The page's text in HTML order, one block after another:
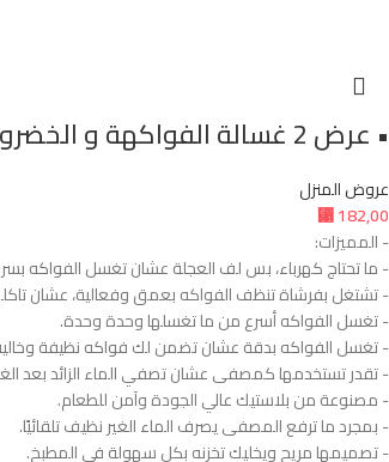
• عرض 2 غسالة الفواكهة و الخضروات
عروض المنزل
⃁182,00
- المميزات:
- ما تحتاج كهرباء، بس لف العجلة عشان تغسل الفواكه
- تشتغل بفرشاة تنظف الفواكه بعمق وفعالية، عشان
- تغسل الفواكه أسرع من ما تغسلها وحدة وحدة.
- تغسل الفواكه بدقة عشان تضمن لك فواكه نظيفة وخالية
- تقدر تستخدمها كمصفى عشان تصفي الماء الزائد بعد
- مصنوعة من بلاستيك عالي الجودة وآمن للطعام.
- بمجرد ما ترفع المصفى يصرف الماء الغير نظيف تلقائيًا.
- تصميمها مريح ويخليك تخزنه بكل سهولة في المطبخ.